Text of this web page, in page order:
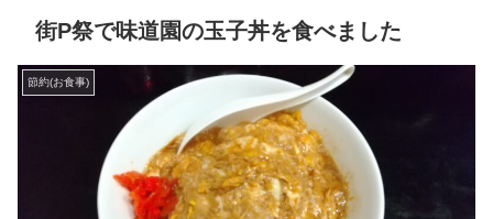
街P祭で味道園の玉子丼を食べました
節約(お食事)